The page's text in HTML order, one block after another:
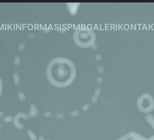
INFORMASISPMBGALERIKONTAK